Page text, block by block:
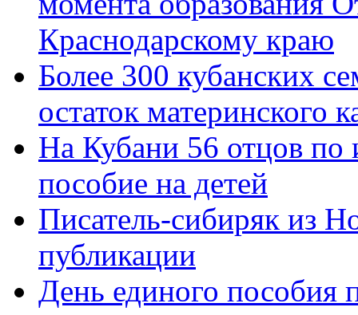
Краснодарскому краю
Более 300 кубанских
остаток материнского
На Кубани 56 отцов по
пособие на детей
Писатель-сибиряк из
публикации
День единого пособия